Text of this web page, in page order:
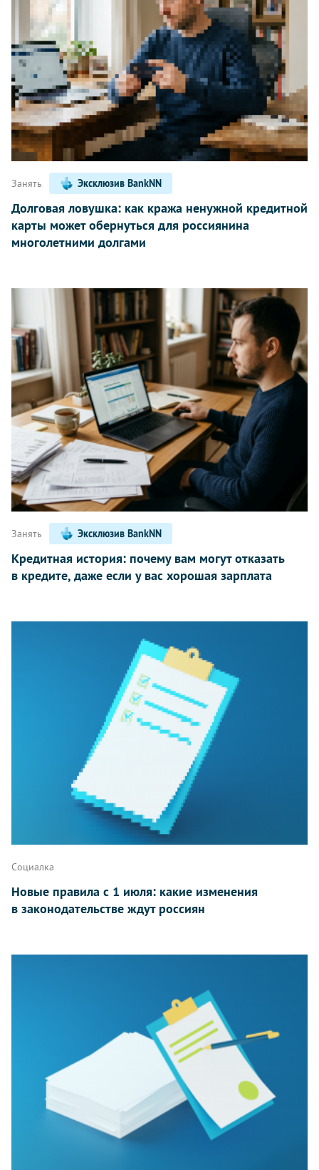
Занять Эксклюзив BankNN
Долговая ловушка: как кража ненужной кредитной
карты может обернуться для россиянина
многолетними долгами
Занять Эксклюзив BankNN
Кредитная история: почему вам могут отказать
в кредите, даже если у вас хорошая зарплата
Социалка
Новые правила с 1 июля: какие изменения
в законодательстве ждут россиян